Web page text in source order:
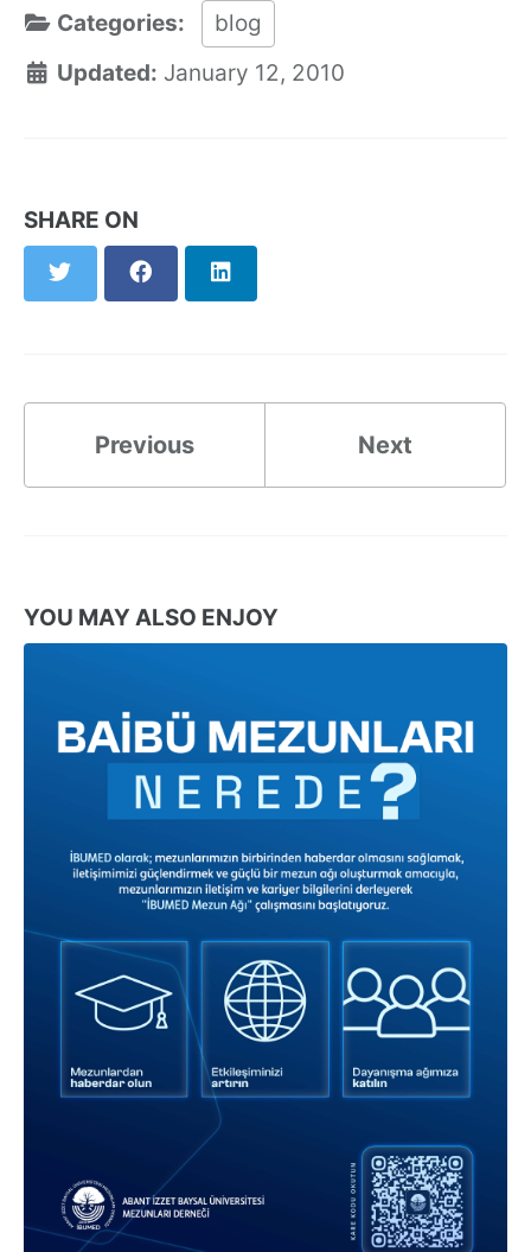
Categories:
blog
Updated: January 12, 2010
SHARE ON
Twitter Facebook
Previous Next
YOU MAY ALSO ENJOY